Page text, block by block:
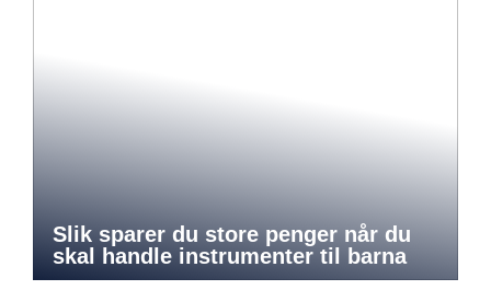
Slik sparer du store penger når du
skal handle instrumenter til barna